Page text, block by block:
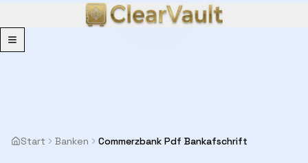
Menu
Start Banken Commerzbank Pdf Bankafschrift